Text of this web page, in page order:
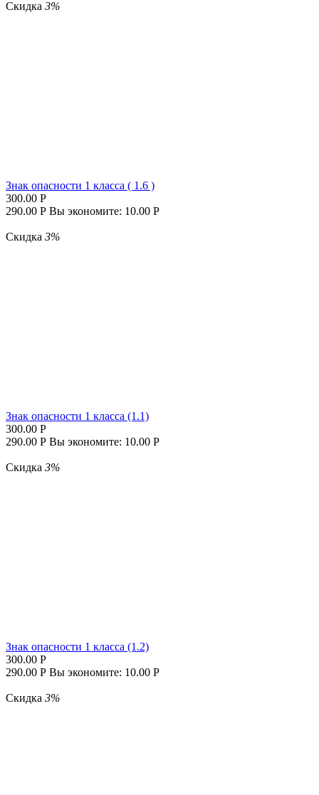
Скидка 3%
Знак опасности 1 класса ( 1.6 )
300.00 Р
290.00 Р Вы экономите: 10.00 Р
Скидка 3%
Знак опасности 1 класса (1.1)
300.00 Р
290.00 Р Вы экономите: 10.00 Р
Скидка 3%
Знак опасности 1 класса (1.2)
300.00 Р
290.00 Р Вы экономите: 10.00 Р
Скидка 3%